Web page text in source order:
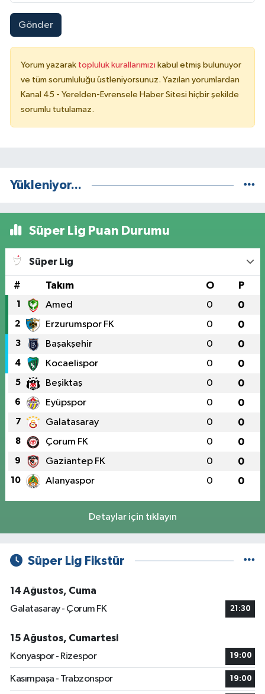
Gönder
Yorum yazarak topluluk kurallarımızı kabul etmiş bulunuyor
ve tüm sorumluluğu üstleniyorsunuz. Yazılan yorumlardan
Kanal 45 - Yerelden-Evrensele Haber Sitesi hiçbir şekilde
sorumlu tutulamaz.
Yükleniyor...
Süper Lig Puan Durumu
Süper Lig
# Takım O P
1 Amed 0 0
2 Erzurumspor FK 0 0
3 Başakşehir 0 0
4 Kocaelispor 0 0
5 Beşiktaş 0 0
6 Eyüpspor 0 0
7 Galatasaray 0 0
8 Çorum FK 0 0
9 Gaziantep FK 0 0
10 Alanyaspor 0 0
Detaylar için tıklayın
Süper Lig Fikstür
14 Ağustos, Cuma
Galatasaray - Çorum FK
21:30
15 Ağustos, Cumartesi
Konyaspor - Rizespor
19:00
Kasımpaşa - Trabzonspor 19:00